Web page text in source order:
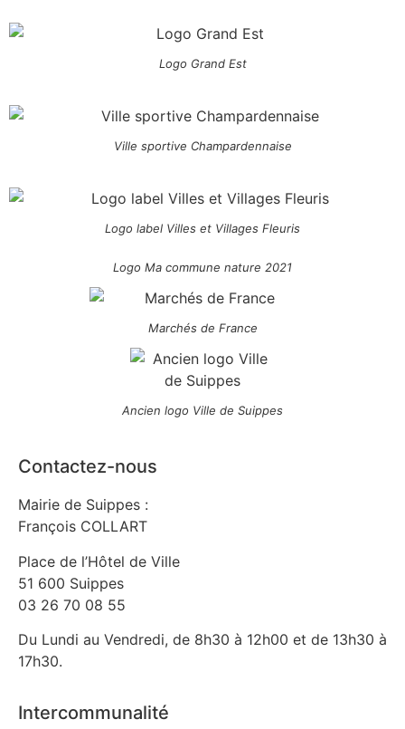
Logo Grand Est
Ville sportive Champardennaise
Logo label Villes et Villages Fleuris
Logo Ma commune nature 2021
Marchés de France
Ancien logo Ville de Suippes
Contactez-nous
Mairie de Suippes :
François COLLART
Place de l’Hôtel de Ville
51 600 Suippes
03 26 70 08 55
Du Lundi au Vendredi, de 8h30 à 12h00 et de 13h30 à
17h30.
Intercommunalité